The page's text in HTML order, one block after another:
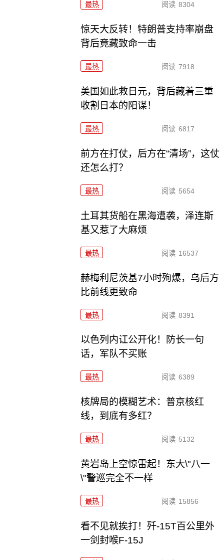
最热 阅读 8304
惊天大反转！特朗普支持率崩盘
背后竟藏致命一击
最热 阅读 7918
美国如此救日元，背后藏着三重
收割日本的阳谋！
最热 阅读 6817
前方在打仗，后方在“清场”，这仗
还怎么打？
最热 阅读 5654
土耳其货船在黑海遭袭，泽连斯
基又惹了大麻烦
最热 阅读 16537
赫梅利尼茨基7小时殉爆，乌后方
比前线更致命
最热 阅读 8391
以色列内讧公开化！防长一句
话，军队不买账
最热 阅读 6389
核牌局的模糊艺术：普京核红
线，到底有多红？
最热 阅读 5132
黄岩岛上空惊雷起！东大\"八一
\"警巡完全不一样
最热 阅读 15856
看不见就挨打！歼-15T百公里外
一剑封喉F-15J